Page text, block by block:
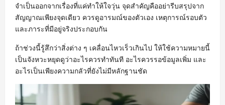
จำเป็นออกจากเรื่องที่แค่ทำให้ใจวุ่น จุดสำคัญคืออย่ารีบสรุปจาก
สัญญาณเพียงจุดเดียว ควรดูอารมณ์ของตัวเอง เหตุการณ์รอบตัว
และภาระที่มีอยู่จริงประกอบกัน
ถ้าช่วงนี้รู้สึกว่าสิ่งต่าง ๆ เคลื่อนไหวเร็วเกินไป ให้ใช้ความหมายนี้
เป็นจังหวะหยุดดูว่าอะไรควรทำทันที อะไรควรรอข้อมูลเพิ่ม และ
อะไรเป็นเพียงความกลัวที่ยังไม่มีหลักฐานชัด